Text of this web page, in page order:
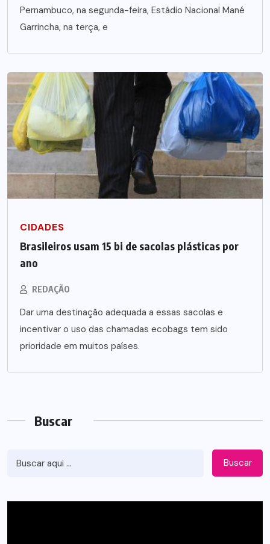
Pernambuco, na segunda-feira, Estádio Nacional Mané
Garrincha, na terça, e
CIDADES
Brasileiros usam 15 bi de sacolas plásticas por
ano
REDAÇÃO
Dar uma destinação adequada a essas sacolas e
incentivar o uso das chamadas ecobags tem sido
prioridade em muitos países.
Buscar
Buscar